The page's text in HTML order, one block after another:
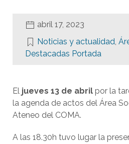
abril 17, 2023
Noticias y actualidad,
Destacadas Portada
El jueves 13 de abril por la
la agenda de actos del Área
Ateneo del COMA.
A las 18.30h tuvo lugar la